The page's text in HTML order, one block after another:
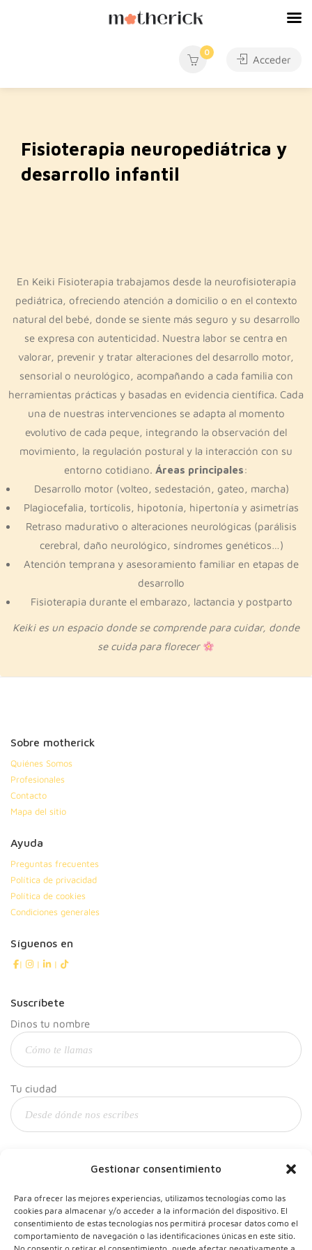
Gestionar consentimiento
Para ofrecer las mejores experiencias, utilizamos tecnologías como las
cookies para almacenar y/o acceder a la información del dispositivo. El
consentimiento de estas tecnologías nos permitirá procesar datos como el
comportamiento de navegación o las identificaciones únicas en este sitio.
0
Acceder
Fisioterapia neuropediátrica y
desarrollo infantil
En Keiki Fisioterapia trabajamos desde la neurofisioterapia
pediátrica, ofreciendo atención a domicilio o en el contexto
natural del bebé, donde se siente más seguro y su desarrollo
se expresa con autenticidad. Nuestra labor se centra en
valorar, prevenir y tratar alteraciones del desarrollo motor,
sensorial o neurológico, acompañando a cada familia con
herramientas prácticas y basadas en evidencia científica. Cada
una de nuestras intervenciones se adapta al momento
evolutivo de cada peque, integrando la observación del
movimiento, la regulación postural y la interacción con su
entorno cotidiano. Áreas principales:
Desarrollo motor (volteo, sedestación, gateo, marcha)
Plagiocefalia, tortícolis, hipotonía, hipertonía y asimetrías
Retraso madurativo o alteraciones neurológicas (parálisis
cerebral, daño neurológico, síndromes genéticos…)
Atención temprana y asesoramiento familiar en etapas de
desarrollo
Fisioterapia durante el embarazo, lactancia y postparto
Keiki es un espacio donde se comprende para cuidar, donde
se cuida para florecer
Sobre motherick
Quiénes Somos
Profesionales
Contacto
Mapa del sitio
Ayuda
Preguntas frecuentes
Política de privacidad
Política de cookies
Condiciones generales
Síguenos en
| | |
Suscríbete
Dinos tu nombre
Tu ciudad